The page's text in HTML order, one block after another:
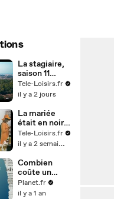
La stagiaire,
saison 11
(France 3)
Tele-Loisirs.fr
il y a 2 jours
La mariée
était en noir
(bande-
annonce)
Tele-Loisirs.fr
il y a 2 semaines
Combien
coûte un
séjour pour
les aidants et
Planet.fr
il y a 1 an